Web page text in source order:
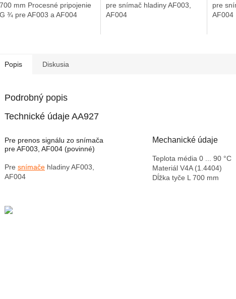
700 mm Procesné pripojenie
G ¾ pre AF003 a AF004
pre snímač hladiny AF003,
AF004
pre
AF004
Popis Diskusia
Podrobný popis
Technické údaje AA927
Pre prenos signálu zo snímača
pre AF003, AF004 (povinné)
Pre snímače hladiny AF003,
AF004
Mechanické údaje
Teplota média 0
... 90 °C
Materiál V4A (1.4404)
Dĺžka tyče L 700mm